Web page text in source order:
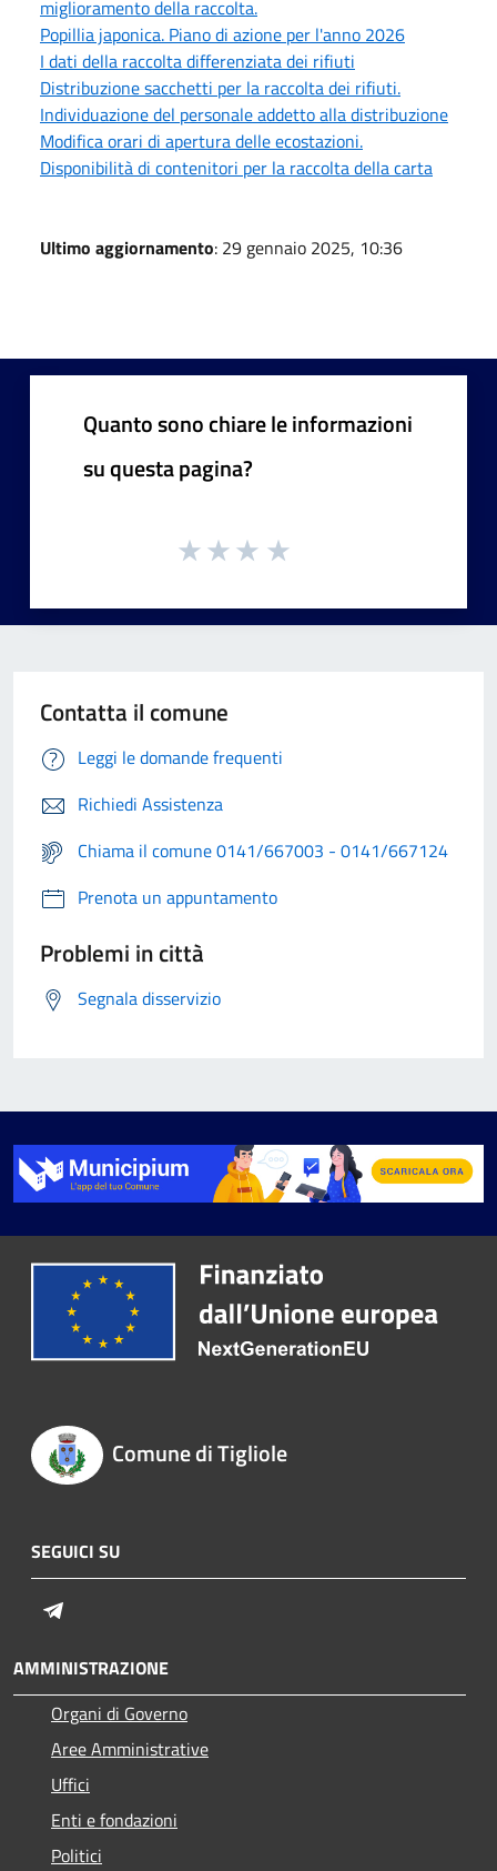
miglioramento della raccolta.
Popillia japonica. Piano di azione per l'anno 2026
I dati della raccolta differenziata dei rifiuti
Distribuzione sacchetti per la raccolta dei rifiuti.
Individuazione del personale addetto alla distribuzione
Modifica orari di apertura delle ecostazioni.
Disponibilità di contenitori per la raccolta della carta
Ultimo aggiornamento: 29 gennaio 2025, 10:36
Quanto sono chiare le informazioni
su questa pagina?
Contatta il comune
Leggi le domande frequenti
Richiedi Assistenza
Chiama il comune 0141/667003 - 0141/667124
Prenota un appuntamento
Problemi in città
Segnala disservizio
Comune di Tigliole
SEGUICI SU
AMMINISTRAZIONE
Organi di Governo
Aree Amministrative
Uffici
Enti e fondazioni
Politici